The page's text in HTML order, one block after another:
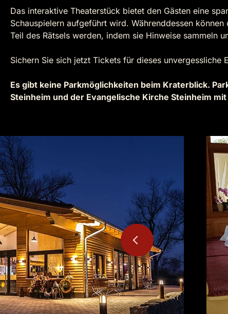
Das interaktive Theaterstück bietet den Gästen eine
Schauspielern aufgeführt wird. Währenddessen können
Teil des Rätsels werden, indem sie Hinweise sammeln
Sichern Sie sich jetzt Tickets für dieses unvergessliche
Es gibt keine Parkmöglichkeiten beim Kraterblick.
Steinheim und der Evangelische Kirche Steinheim